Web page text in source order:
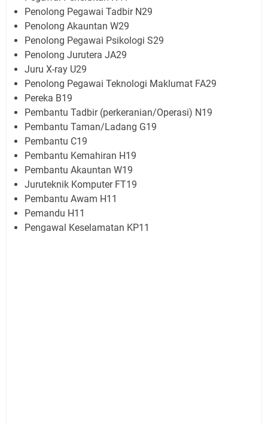
Penolong Pegawai Tadbir N29
Penolong Akauntan W29
Penolong Pegawai Psikologi S29
Penolong Jurutera JA29
Juru X-ray U29
Penolong Pegawai Teknologi Maklumat FA29
Pereka B19
Pembantu Tadbir (perkeranian/Operasi) N19
Pembantu Taman/Ladang G19
Pembantu C19
Pembantu Kemahiran H19
Pembantu Akauntan W19
Juruteknik Komputer FT19
Pembantu Awam H11
Pemandu H11
Pengawal Keselamatan KP11